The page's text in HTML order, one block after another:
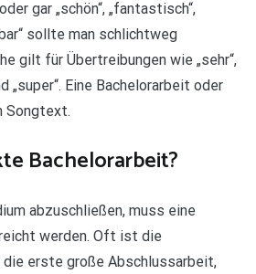
gar „schön“, „fantastisch“,
sollte man schlichtweg
gilt für Übertreibungen wie „sehr“,
„super“. Eine Bachelorarbeit oder
Songtext.
Bachelorarbeit?
abzuschließen, muss eine
werden. Oft ist die
erste große Abschlussarbeit,